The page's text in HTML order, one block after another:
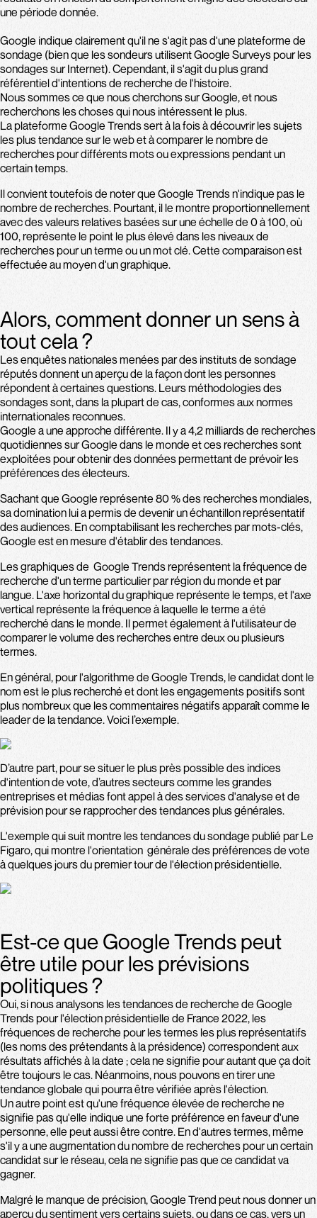
une période donnée.
Google indique clairement qu'il ne s'agit pas d'une plateforme de
sondage (bien que les sondeurs utilisent Google Surveys pour les
sondages sur Internet). Cependant, il s'agit du plus grand
référentiel d'intentions de recherche de l'histoire.
Nous sommes ce que nous cherchons sur Google,et nous
recherchons les choses qui nous intéressent le plus.
La plateforme Google Trends sert à la fois à découvrir les sujets
les plus tendance sur le web et à comparer le nombre de
recherches pour différents mots ou expressions pendant un
certain temps.
Il convient toutefois de noter que Google Trends n'indique pas le
nombre de recherches. Pourtant, il le montre proportionnellement
avec des valeurs relatives basées sur une échelle de 0 à 100, où
100, représente le point le plus élevé dans les niveaux de
recherches pour un terme ou un mot clé. Cette comparaison est
effectuée au moyen d'un graphique.
Alors, comment donner un sens à
tout cela ?
Les enquêtes nationales menées par des instituts de sondage
réputés donnent un aperçu de la façon dont les personnes
répondent à certaines questions. Leurs méthodologies des
sondages sont, dans la plupart de cas, conformes aux normes
internationales reconnues.
Google a une approche différente. Il y a 4,2 milliards de recherches
quotidiennes sur Google dans le monde et ces recherches sont
exploitées pour obtenir des données permettant de prévoir les
préférences des électeurs.
Sachant que Google représente 80 % des recherches mondiales,
sa domination lui a permis de devenir un échantillon représentatif
des audiences. En comptabilisant les recherches par mots-clés,
Google est en mesure d'établir des tendances.
Les graphiques de Google Trends représentent la fréquence de
recherche d'un terme particulier par région du monde et par
langue. L'axe horizontal du graphique représente le temps, et l'axe
vertical représente la fréquence à laquelle le terme a été
recherché dans le monde. Il permet également à l'utilisateur de
comparer le volume des recherches entre deux ou plusieurs
termes.
En général, pour l'algorithme de Google Trends, le candidat dont le
nom est le plus recherché et dont les engagements positifs sont
plus nombreux que les commentaires négatifs apparaît comme le
leader de la tendance. Voici l’exemple.
D’autre part, pour se situer le plus près possible des indices
d'intention de vote, d’autres secteurs comme les grandes
entreprises et médias font appel à des services d'analyse et de
prévision pour se rapprocher des tendances plus générales.
L'exemple qui suit montre les tendances du sondage publié par Le
Figaro, qui montre l'orientation générale des préférences de vote
à quelques jours du premier tour de l'élection présidentielle.
Est-ce que Google Trends peut
être utile pour les prévisions
politiques ?
Oui, si nous analysons les tendances de recherche de Google
Trends pour l'élection présidentielle de France 2022, les
fréquences de recherche pour les termes les plus représentatifs
(les noms des prétendants à la présidence) correspondent aux
résultats affichés à la date ; cela ne signifie pour autant que ça doit
être toujours le cas. Néanmoins, nous pouvons en tirer une
tendance globale qui pourra être vérifiée après l'élection.
Un autre point est qu'une fréquence élevée de recherche ne
signifie pas qu'elle indique une forte préférence en faveur d'une
personne, elle peut aussi être contre. En d'autres termes, même
s'il y a une augmentation du nombre de recherches pour un certain
candidat sur le réseau, cela ne signifie pas que ce candidat va
gagner.
Malgré le manque de précision, Google Trend peut nous donner un
aperçu du sentiment vers certains sujets, ou dans ce cas, vers un